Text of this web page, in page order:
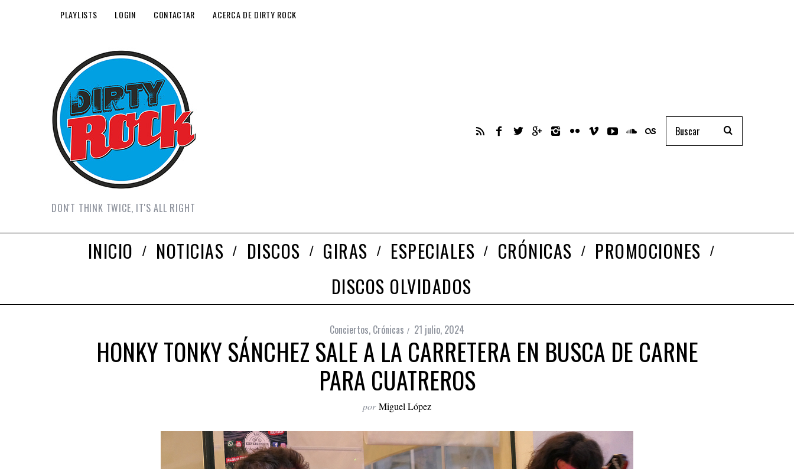
PLAYLISTS LOGIN CONTACTAR ACERCA DE DIRTY ROCK
DON'T THINK TWICE, IT'S ALL RIGHT
INICIO NOTICIAS DISCOS GIRAS ESPECIALES CRÓNICAS
PROMOCIONES
DISCOS OLVIDADOS
Conciertos, Crónicas 21 julio, 2024
HONKY TONKY SÁNCHEZ SALE A LA CARRETERA EN BUSCA DE CARNE
PARA CUATREROS
por Miguel López